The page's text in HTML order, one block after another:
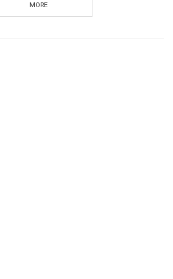
MORE